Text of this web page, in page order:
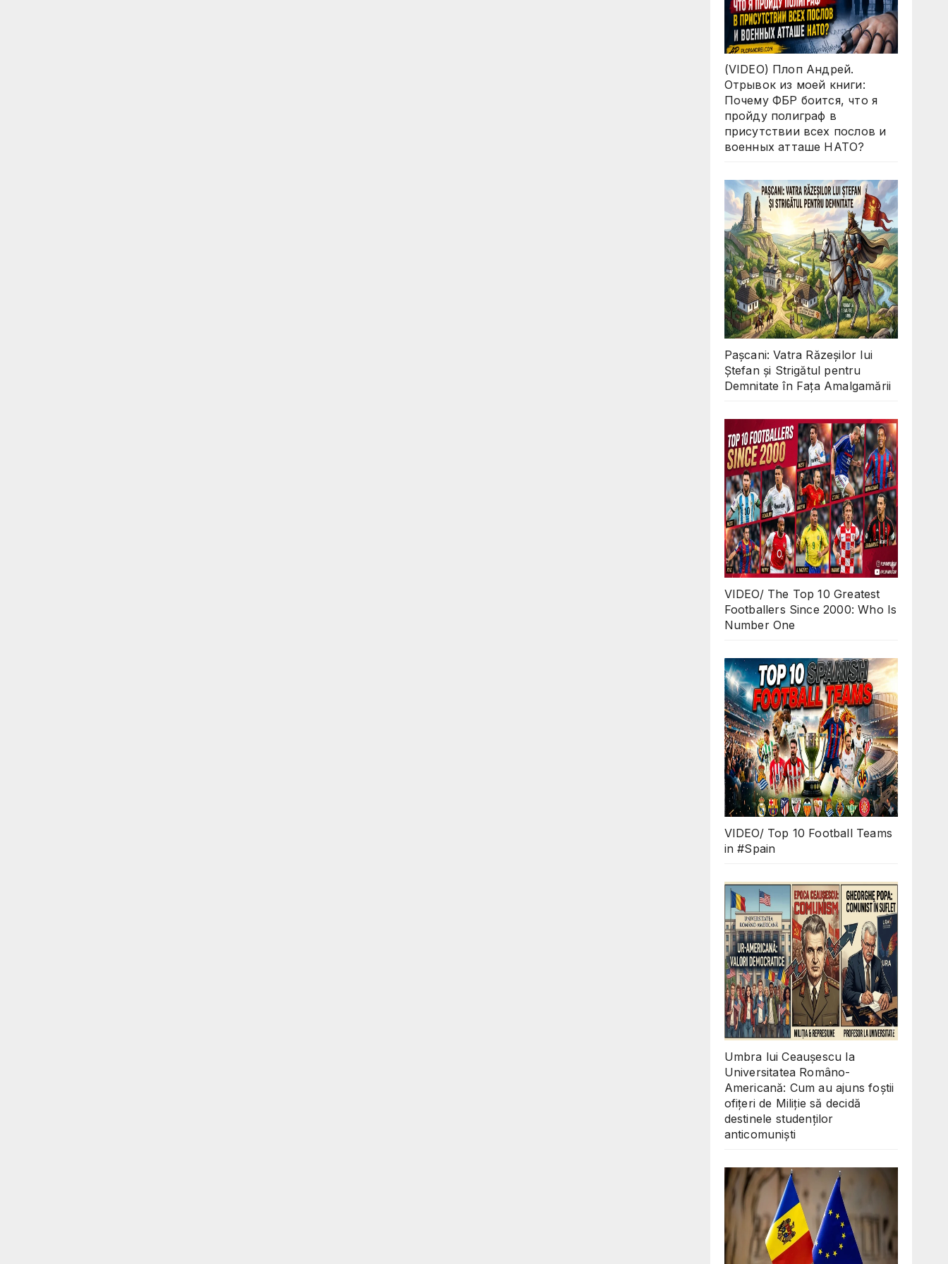
(VIDEO) Плоп Андрей.
Отрывок из моей книги:
Почему ФБР боится, что я
пройду полиграф в
присутствии всех послов и
военных атташе НАТО?
Pașcani: Vatra Răzeșilor lui
Ștefan și Strigătul pentru
Demnitate în Fața Amalgamării
VIDEO/ The Top 10 Greatest
Footballers Since 2000: Who Is
Number One
VIDEO/ Top 10 Football Teams
in #Spain
Umbra lui Ceaușescu la
Universitatea Româno-
Americană: Cum au ajuns foștii
ofițeri de Miliție să decidă
destinele studenților
anticomuniști